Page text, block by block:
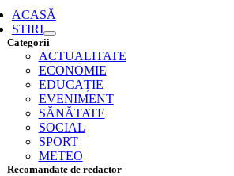
ACASĂ
STIRI
Categorii
ACTUALITATE
ECONOMIE
EDUCAȚIE
EVENIMENT
SĂNĂTATE
SOCIAL
SPORT
METEO
Recomandate de redactor